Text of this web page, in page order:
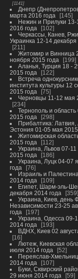
1141
Днепр
марта 2016 года
145
Нежин и Прилуки
2016 года
102
Черкассы, Канев,
Украинка 12-14 декабря
211
Житомир и Винница
ноября 2015 года
199
Аланья, Турция 18 -
2015 года
122
Встреча
института культуры 12
2015 года
75
Черновцы 11-12 мая
234
Тернополь и область
2015 года
298
Прибалтика: Латвия,
Эстония 01-05 мая 2015
Житомирская
2015 года
112
Украина, Львов 07-11
2015 года
186
Украина, Луцк 04-07
года
76
Израиль и
2014 года
109
Египет, Шарм-эль-
декабря 2014 года
359
Украина, Киев, день
Независимости 23-25
года
197
Украина, Одесса 09-
2014 года
193
ВДНХ, Киев 02
16
Лютеж, Киевская
июля 2014 года
52
Переяслав-
2014 года
107
Буки, Сквирский
29 июня 2014 года
59